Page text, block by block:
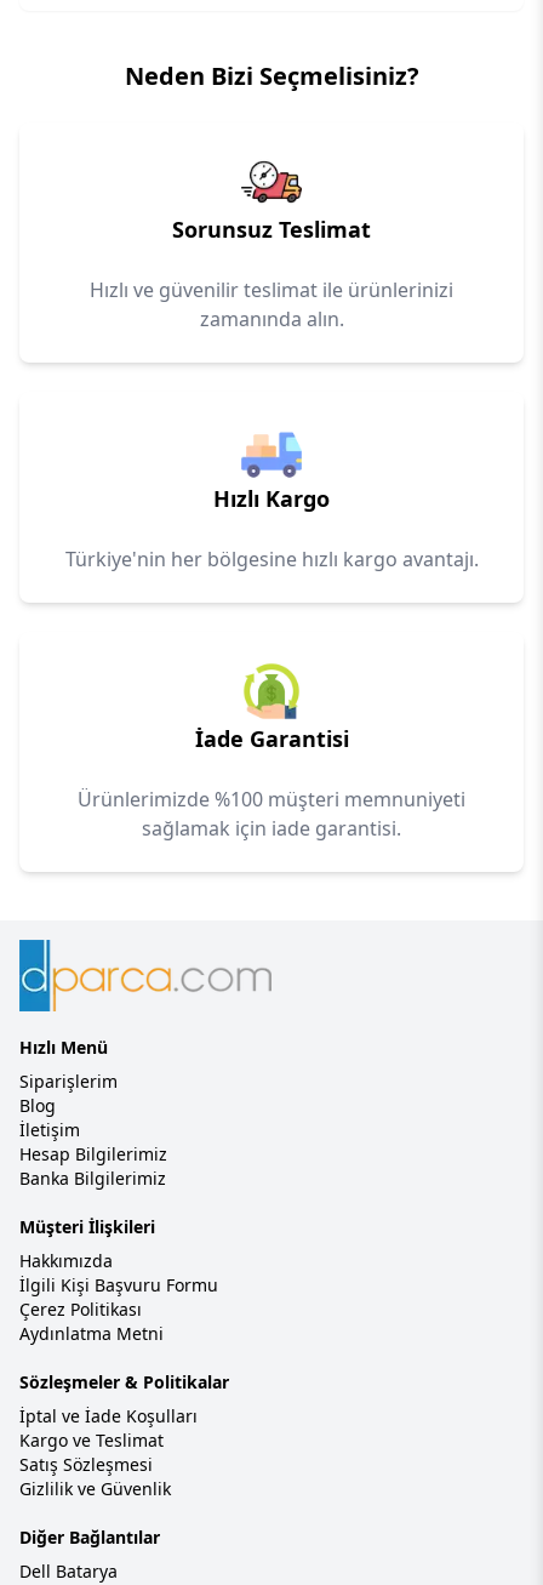
Neden Bizi Seçmelisiniz?
Sorunsuz Teslimat
Hızlı ve güvenilir teslimat ile ürünlerinizi
zamanında alın.
Hızlı Kargo
Türkiye'nin her bölgesine hızlı kargo avantajı.
İade Garantisi
Ürünlerimizde %100 müşteri memnuniyeti
sağlamak için iade garantisi.
Hızlı Menü
Siparişlerim
Blog
İletişim
Hesap Bilgilerimiz
Banka Bilgilerimiz
Müşteri İlişkileri
Hakkımızda
İlgili Kişi Başvuru Formu
Çerez Politikası
Aydınlatma Metni
Sözleşmeler & Politikalar
İptal ve İade Koşulları
Kargo ve Teslimat
Satış Sözleşmesi
Gizlilik ve Güvenlik
Diğer Bağlantılar
Dell Batarya